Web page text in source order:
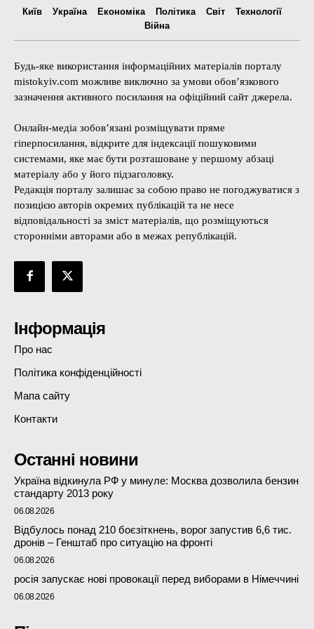
Київ Україна Економіка Політика Світ
Технології
Війна
Будь-яке використання інформаційних матеріалів порталу
mistokyiv.com можливе виключно за умови обов’язкового
зазначення активного посилання на офіційний сайт джерела.
Онлайн-медіа зобов’язані розміщувати пряме
гіперпосилання, відкрите для індексації пошуковими
системами, яке має бути розташоване у першому абзаці
матеріалу або у його підзаголовку.
Редакція порталу залишає за собою право не погоджуватися з
позицією авторів окремих публікацій та не несе
відповідальності за зміст матеріалів, що розміщуються
сторонніми авторами або в межах републікацій.
Інформація
Про нас
Політика конфіденційності
Мапа сайту
Контакти
Останні новини
Україна відкинула РФ у минуле: Москва дозволила бензин
стандарту 2013 року
06.08.2026
Відбулось понад 210 боєзіткнень, ворог запустив 6,6 тис.
дронів – Генштаб про ситуацію на фронті
06.08.2026
росія запускає нові провокації перед виборами в Німеччині
06.08.2026